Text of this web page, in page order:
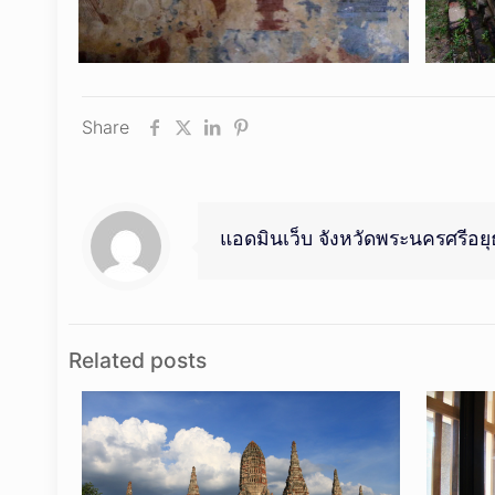
Share
แอดมินเว็บ จังหวัดพระนครศรีอยุ
Related posts